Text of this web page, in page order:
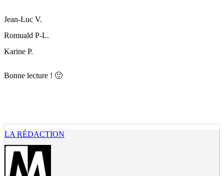
Jean-Luc V.
Romuald P-L.
Karine P.
Bonne lecture ! 🙂
LA RÉDACTION